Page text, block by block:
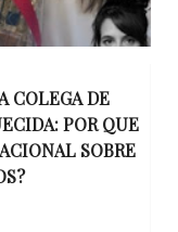
COLEGA DE
POR QUE
SOBRE